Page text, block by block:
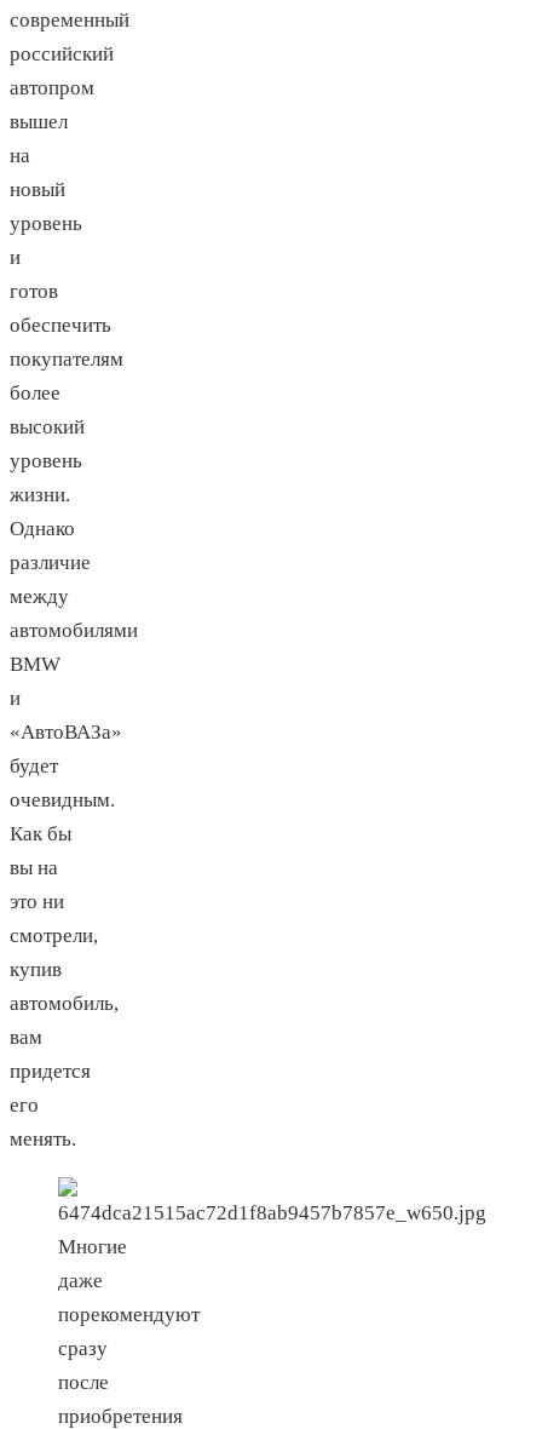
современный
российский
автопром
вышел
на
новый
уровень
и
готов
обеспечить
покупателям
более
высокий
уровень
жизни.
Однако
различие
между
автомобилями
BMW
и
«АвтоВАЗа»
будет
очевидным.
Как бы
вы на
это ни
смотрели,
купив
автомобиль,
вам
придется
его
менять.
Многие
даже
порекомендуют
сразу
после
приобретения